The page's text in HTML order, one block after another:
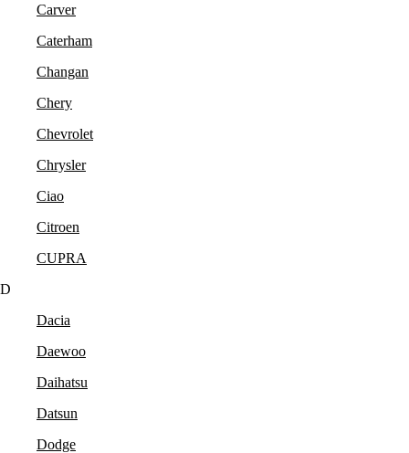
Carver
Caterham
Changan
Chery
Chevrolet
Chrysler
Ciao
Citroen
CUPRA
D
Dacia
Daewoo
Daihatsu
Datsun
Dodge